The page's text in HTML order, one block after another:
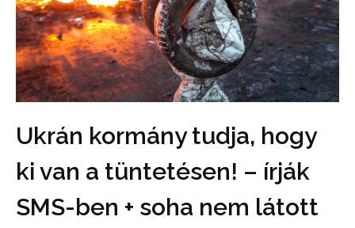
Ukrán kormány tudja, hogy
ki van a tüntetésen! – írják
SMS-ben + soha nem látott